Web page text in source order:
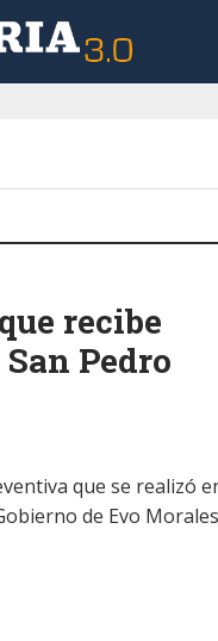
recibe
Pedro
que se realizó
de Evo